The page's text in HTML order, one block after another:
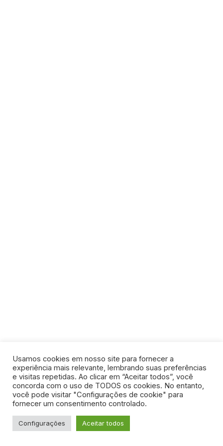
Usamos cookies em nosso site para fornecer a
experiência mais relevante, lembrando suas preferências
e visitas repetidas. Ao clicar em “Aceitar todos”, você
concorda com o uso de TODOS os cookies. No entanto,
você pode visitar "Configurações de cookie" para
fornecer um consentimento controlado.
Configurações Aceitar todos